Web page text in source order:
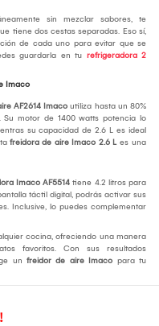
sin mezclar sabores, te
tiene dos cestas separadas. Eso sí,
de cada uno para evitar que se
guardarla en tu refrigeradora 2
Imaco
AF2614 Imaco utiliza hasta un 80%
Su motor de 1400 watts potencia lo
su capacidad de 2.6 L es ideal
freidora de aire Imaco 2.6 Les una
Imaco AF5514 tiene 4.2 litros para
táctil digital, podrás activar sus
Inclusive, lo puedes complementar
cocina, ofreciendo una manera
favoritos. Con sus resultados
un freidor de aire Imaco para tu